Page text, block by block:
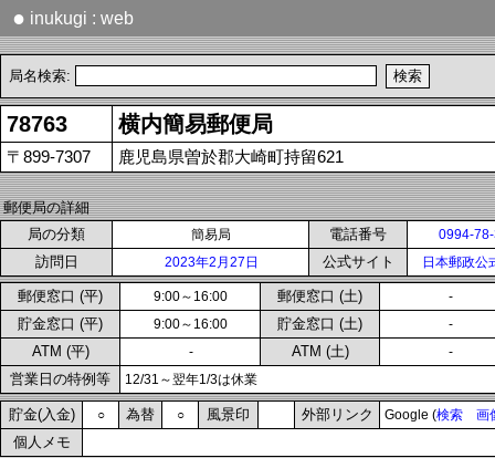
● inukugi : web
局名検索:
78763 横内簡易郵便局
〒899-7307 鹿児島県曽於郡大崎町持留621
郵便局の詳細
局の分類
簡易局 電話番号 0994-
訪問日 2023年2月27日 公式サイト 日本郵政公
郵便窓口 (平) 9:00～16:00 郵便窓口 (土) -
貯金窓口 (平) 9:00～16:00 貯金窓口 (土) -
ATM (平) - ATM (土) -
営業日の特例等 12/31～翌年1/3は休業
貯金(入金) ○ 為替 ○ 風景印 外部リンク Google (検索 画
個人メモ